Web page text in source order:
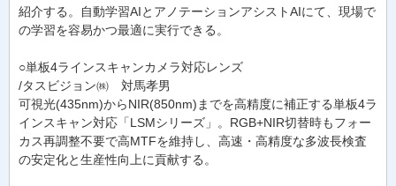
紹介する。自動学習AIとアノテーションアシストAIにて、現場で
の学習を容易かつ最適に実行できる。
○単板4ラインスキャンカメラ対応レンズ
/タスビジョン㈱ 対馬孝男
可視光(435nm)からNIR(850nm)までを高精度に補正する単板4ラ
インスキャン対応「LSMシリーズ」。RGB+NIR切替時もフォー
カス再調整不要で高MTFを維持し、高速・高精度な多波長検査
の安定化と生産性向上に貢献する。